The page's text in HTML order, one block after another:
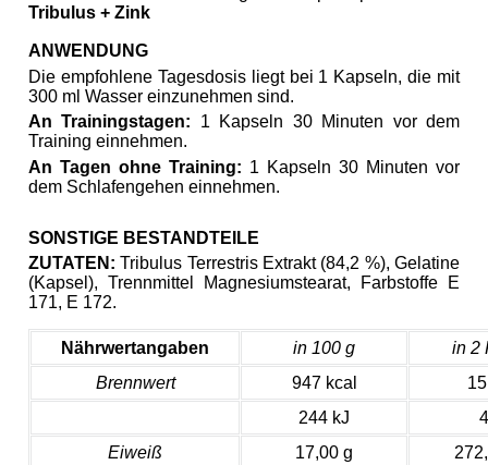
Tribulus + Zink
ANWENDUNG
Die empfohlene Tagesdosis liegt bei 1 Kapseln, die mit
300 ml Wasser einzunehmen sind.
An Trainingstagen: 1 Kapseln 30 Minuten vor dem
Training einnehmen.
An Tagen ohne Training: 1 Kapseln 30 Minuten vor
dem Schlafengehen einnehmen.
SONSTIGE BESTANDTEILE
ZUTATEN: Tribulus Terrestris Extrakt (84,2 %), Gelatine
(Kapsel), Trennmittel Magnesiumstearat, Farbstoffe E
171, E 172 .
Nährwertangaben in 100 g
in 2
Brennwert
947 kcal
244 kJ
Eiweiß
17,00 g